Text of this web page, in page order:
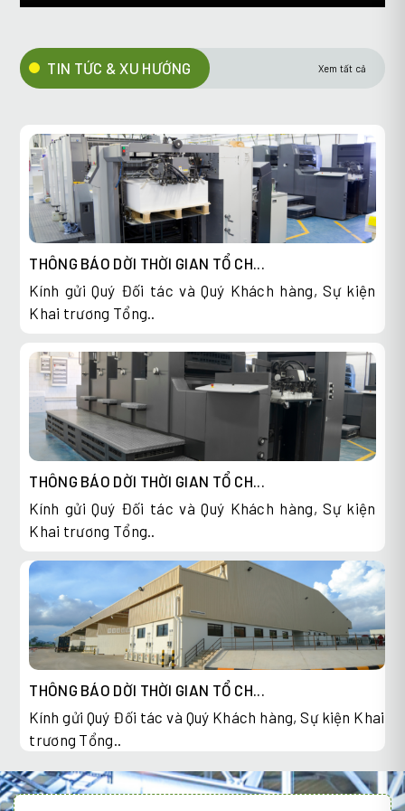
TIN TỨC & XU HƯỚNG Xem tất cả
THÔNG BÁO DỜI THỜI GIAN TỔ CH...
Kính gửi Quý Đối tác và Quý Khách hàng, Sự kiện
Khai trương Tổng..
THÔNG BÁO DỜI THỜI GIAN TỔ CH...
Kính gửi Quý Đối tác và Quý Khách hàng, Sự kiện
Khai trương Tổng..
THÔNG BÁO DỜI THỜI GIAN TỔ CH...
Kính gửi Quý Đối tác và Quý Khách hàng, Sự kiện Khai
trương Tổng..